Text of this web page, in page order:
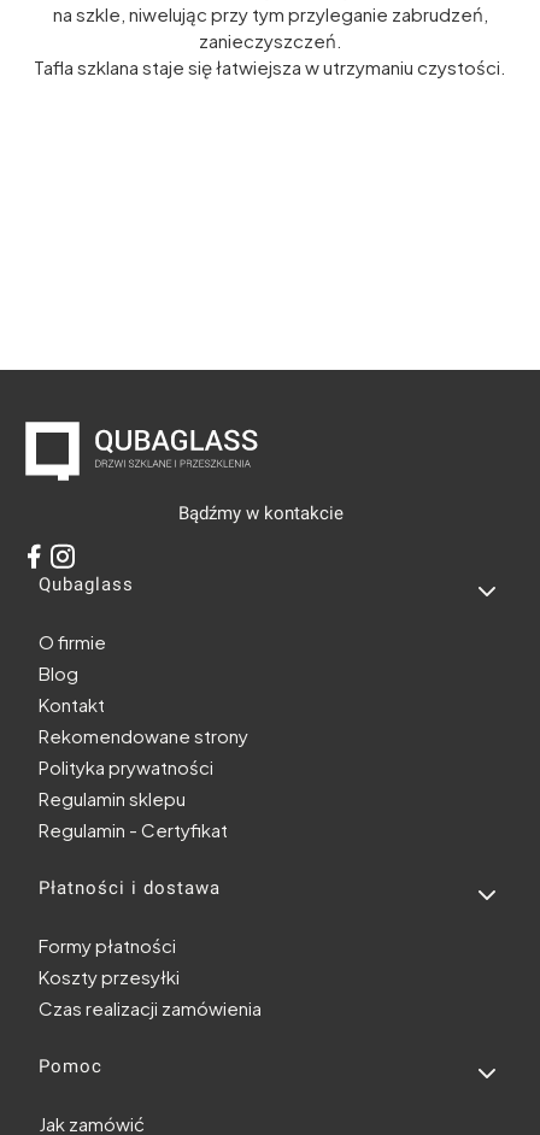
na szkle, niwelując przy tym przyleganie zabrudzeń,
zanieczyszczeń.
Tafla szklana staje się łatwiejsza w utrzymaniu czystości.
Bądźmy w kontakcie
Linki w stopce
Qubaglass
O firmie
Blog
Kontakt
Rekomendowane strony
Polityka prywatności
Regulamin sklepu
Regulamin - Certyfikat
Płatności i dostawa
Formy płatności
Koszty przesyłki
Czas realizacji zamówienia
Pomoc
Jak zamówić